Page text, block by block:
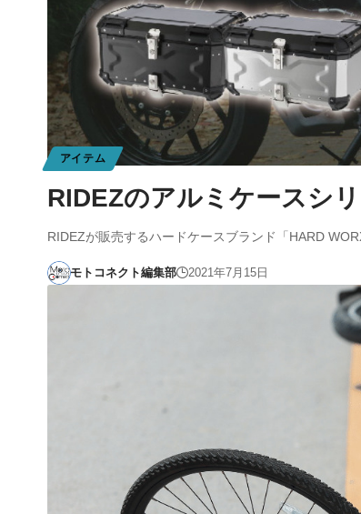
アイテム
RIDEZのアルミケースシ
RIDEZが販売するハードケースブランド「HARD
モトコネクト編集部 2021年7月15日